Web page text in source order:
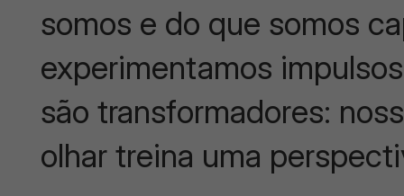
somos e do que somos
experimentamos
são transformadores:
olhar treina uma